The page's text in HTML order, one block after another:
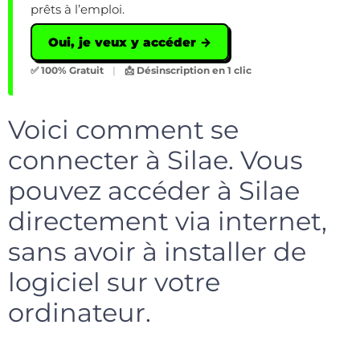
prêts à l’emploi.
Oui, je veux y accéder →
✅ 100% Gratuit | 📩 Désinscription en 1 clic
Voici comment se
connecter à Silae. Vous
pouvez accéder à Silae
directement via internet,
sans avoir à installer de
logiciel sur votre
ordinateur.